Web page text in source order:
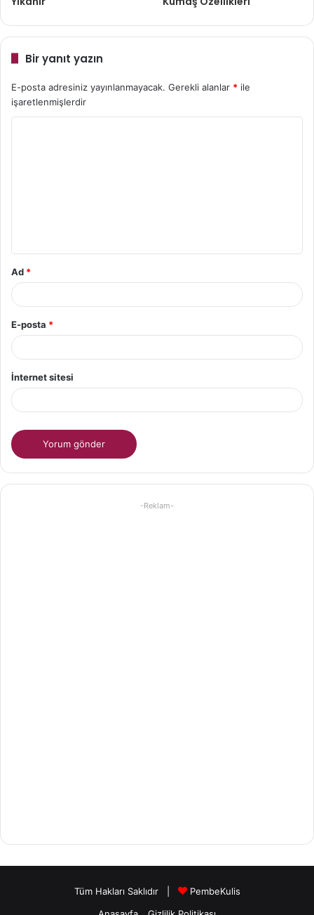
Bir yanıt yazın
E-posta adresiniz yayınlanmayacak. Gerekli alanlar * ile
işaretlenmişlerdir
Ad *
E-posta *
İnternet sitesi
-Reklam-
Tüm Hakları Saklıdır|
PembeKulis